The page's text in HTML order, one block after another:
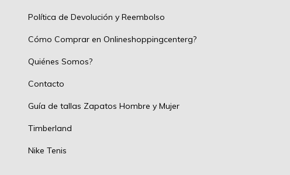
Política de Devolución y Reembolso
Cómo Comprar en Onlineshoppingcenterg?
Quiénes Somos?
Contacto
Guía de tallas Zapatos Hombre y Mujer
Timberland
Nike Tenis